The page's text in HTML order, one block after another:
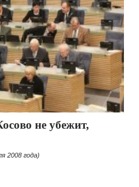
не убежит,
2008 года)